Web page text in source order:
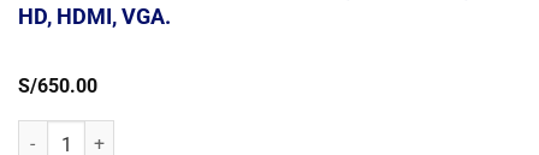
HD, HDMI, VGA.
S/650.00
Monitor Teros TE-24FHD9 24" IPS, 1920x1080, Full HD, HDMI, VGA.